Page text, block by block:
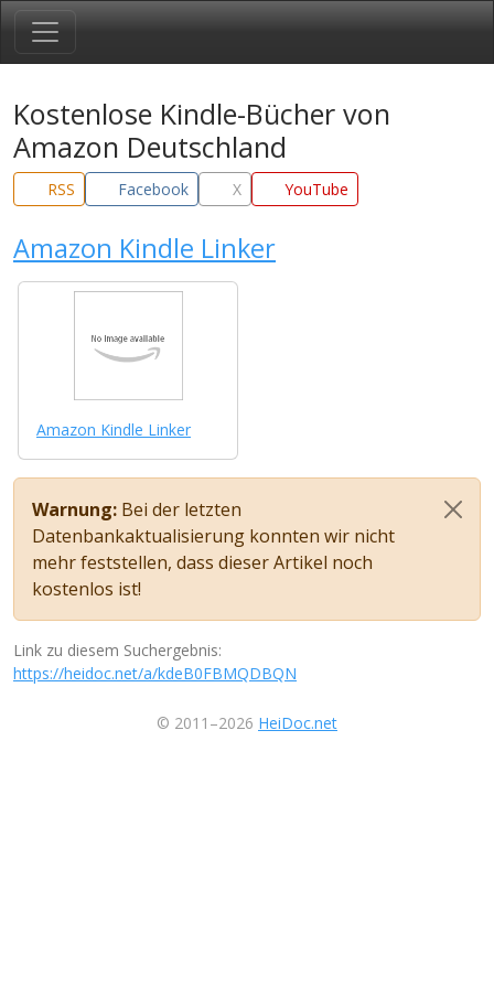
Kostenlose Kindle-Bücher von
Amazon Deutschland
RSS Facebook X YouTube
Amazon Kindle Linker
Amazon Kindle Linker
Warnung: Bei der letzten
Datenbankaktualisierung konnten wir nicht
mehr feststellen, dass dieser Artikel noch
kostenlos ist!
Link zu diesem Suchergebnis:
https://heidoc.net/a/kdeB0FBMQDBQN
© 2011–2026 HeiDoc.net